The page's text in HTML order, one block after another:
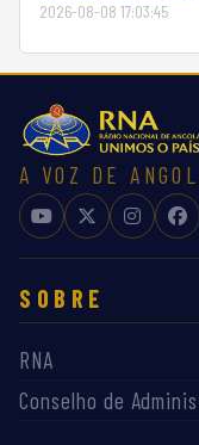
2026-08-08 17:03:45
A VOZ DE
SOBRE
RNA
Conselho de